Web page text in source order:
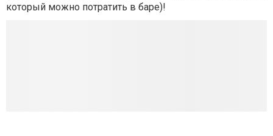
который можно потратить в баре)!